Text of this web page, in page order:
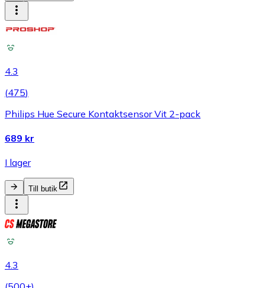
4.3
(475)
Philips Hue Secure Kontaktsensor Vit 2-pack
689 kr
I lager
Till butik
4.3